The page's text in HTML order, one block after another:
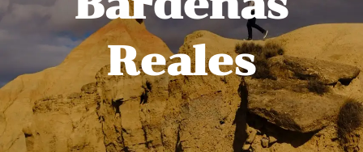
Reales